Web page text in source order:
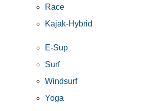
Race
Kajak-Hybrid
E-Sup
Surf
Windsurf
Yoga